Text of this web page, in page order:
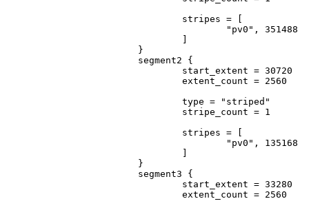
                                stripes = [
                                        "pv0", 351488
                                ]
                        }
                        segment2 {
                                start_extent = 30720
extent_count = 2560
                                type = "striped"
stripe_count = 1
                                stripes = [
                                        "pv0", 135168
                                ]
                        }
                        segment3 {
                                start_extent = 33280
extent_count = 2560